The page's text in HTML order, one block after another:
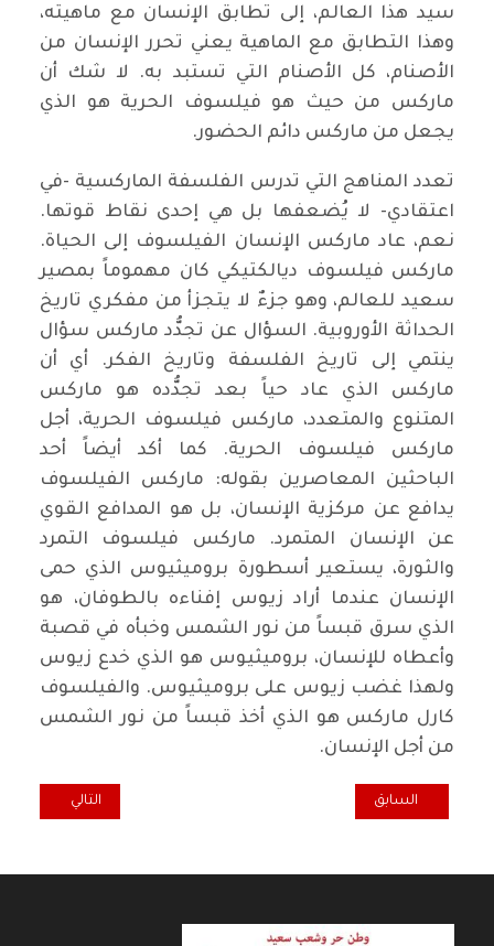
سيد هذا العالم، إلى تطابق الإنسان مع ماهيته،
وهذا التطابق مع الماهية يعني تحرر الإنسان من
الأصنام، كل الأصنام التي تستبد به. لا شك أن
ماركس من حيث هو فيلسوف الحرية هو الذي
يجعل من ماركس دائم الحضور.
تعدد المناهج التي تدرس الفلسفة الماركسية -في
اعتقادي- لا يُضعفها بل هي إحدى نقاط قوتها.
نعم، عاد ماركس الإنسان الفيلسوف إلى الحياة.
ماركس فيلسوف ديالكتيكي كان مهموماً بمصير
سعيد للعالم، وهو جزءٌ لا يتجزأ من مفكري تاريخ
الحداثة الأوروبية. السؤال عن تجدُّد ماركس سؤال
ينتمي إلى تاريخ الفلسفة وتاريخ الفكر. أي أن
ماركس الذي عاد حياً بعد تجدُّده هو ماركس
المتنوع والمتعدد، ماركس فيلسوف الحرية، أجل
ماركس فيلسوف الحرية. كما أكد أيضاً أحد
الباحثين المعاصرين بقوله: ماركس الفيلسوف
يدافع عن مركزية الإنسان، بل هو المدافع القوي
عن الإنسان المتمرد. ماركس فيلسوف التمرد
والثورة، يستعير أسطورة بروميثيوس الذي حمى
الإنسان عندما أراد زيوس إفناءه بالطوفان، هو
الذي سرق قبساً من نور الشمس وخبأه في قصبة
وأعطاه للإنسان، بروميثيوس هو الذي خدع زيوس
ولهذا غضب زيوس على بروميثيوس. والفيلسوف
كارل ماركس هو الذي أخذ قبساً من نور الشمس
من أجل الإنسان.
المقال السابق: نريد الوطن
السابق المقال التالي:
التالي